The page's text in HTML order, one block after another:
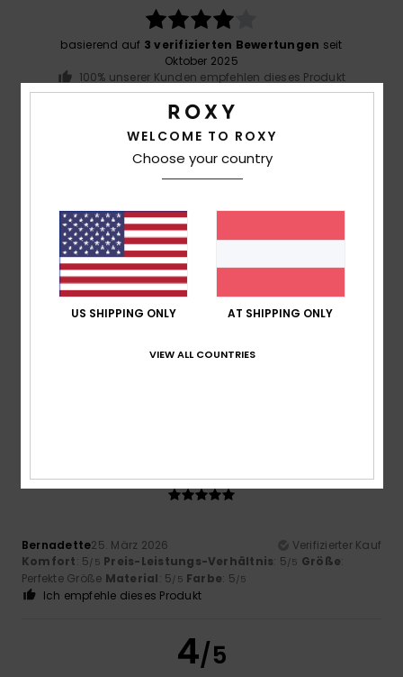
basierend auf 3 verifizierten Bewertungen seit
Oktober 2025
100% unserer Kunden empfehlen dieses Produkt
Komfort
4.3
Größe
Zu klein Zu groß
Material
4.3
Bernadette25. März 2026
Verifizierter Kauf
Komfort: 5/5 Preis-Leistungs-Verhältnis: 5/5 Größe:
Perfekte Größe Material: 5/5 Farbe: 5/5
Ich empfehle dieses Produkt
4/5
WELCOME TO ROXY
Choose your country
US SHIPPING ONLY AT SHIPPING ONLY
VIEW ALL COUNTRIES